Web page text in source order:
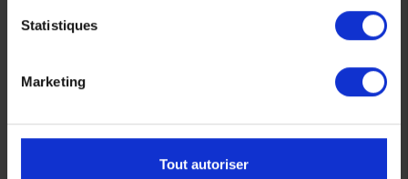
Statistiques
Marketing
Tout autoriser
-25%